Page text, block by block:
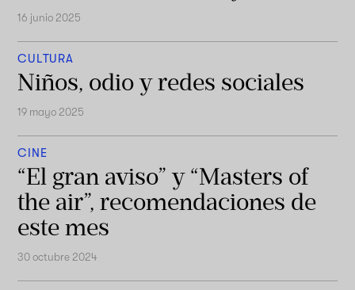
16 junio 2025
CULTURA
Niños, odio y redes sociales
19 mayo 2025
CINE
“El gran aviso” y “Masters of
the air”, recomendaciones de
este mes
30 octubre 2024